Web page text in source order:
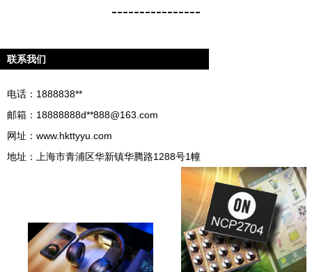
----------------
联系我们
电话：1888838**
邮箱：18888888d**888@163.com
网址： www.hkttyyu.com
地址：上海市青浦区华新镇华腾路1288号1幢